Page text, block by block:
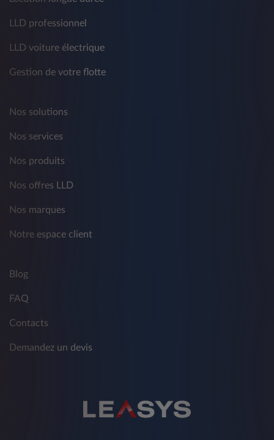
LLD professionnel
LLD voiture électrique
Gestion de votre flotte
Nos solutions
Nos services
Nos produits
Nos offres LLD
Nos marques
Notre espace client
Blog
FAQ
Contacts
Demandez un devis